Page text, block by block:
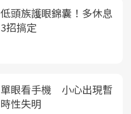
低頭族護眼錦囊！多休息
3招搞定
單眼看手機 小心出現暫
時性失明